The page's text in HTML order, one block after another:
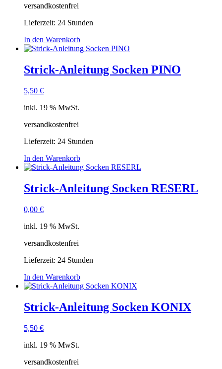
versandkostenfrei
Lieferzeit: 24 Stunden
In den Warenkorb
Strick-Anleitung Socken PINO
5,50 €
inkl. 19 % MwSt.
versandkostenfrei
Lieferzeit: 24 Stunden
In den Warenkorb
Strick-Anleitung Socken RESERL
0,00 €
inkl. 19 % MwSt.
versandkostenfrei
Lieferzeit: 24 Stunden
In den Warenkorb
Strick-Anleitung Socken KONIX
5,50 €
inkl. 19 % MwSt.
versandkostenfrei